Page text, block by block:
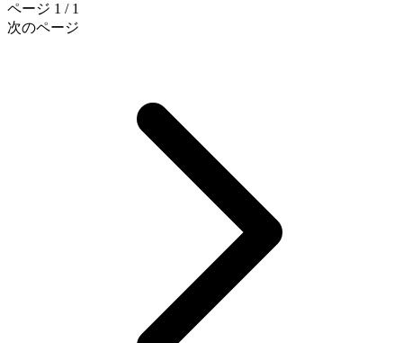
ページ 1 / 1
次のページ